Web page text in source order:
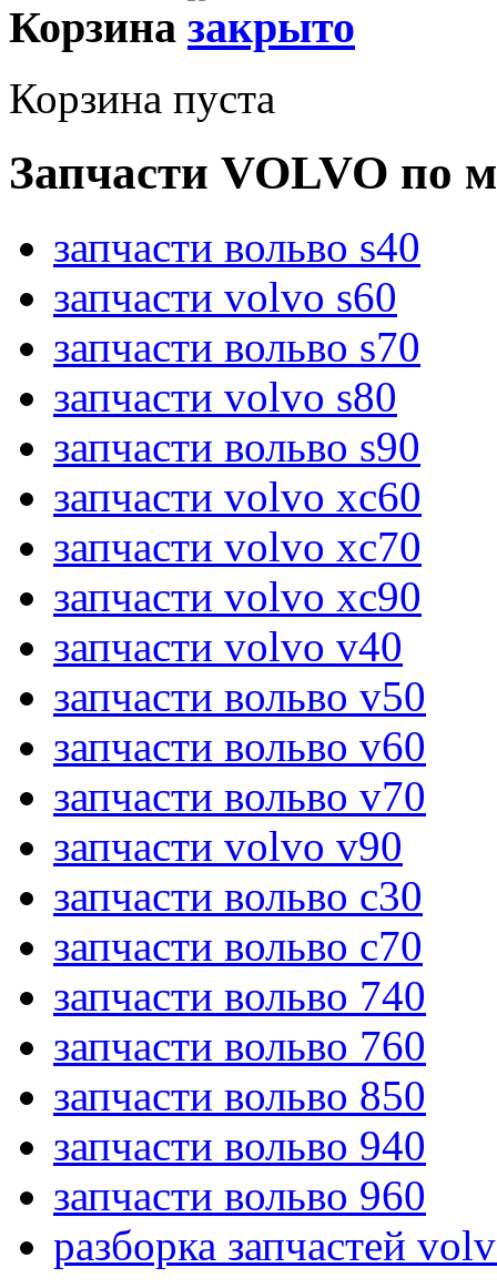
Корзина
Корзина пуста
Запчасти VOLVO по
запчасти вольво s40
запчасти volvo s60
запчасти вольво s70
запчасти volvo s80
запчасти вольво s90
запчасти volvo xc60
запчасти volvo xc70
запчасти volvo xc90
запчасти volvo v40
запчасти вольво v50
запчасти вольво v60
запчасти вольво v70
запчасти volvo v90
запчасти вольво c30
запчасти вольво c70
запчасти вольво 740
запчасти вольво 760
запчасти вольво 850
запчасти вольво 940
запчасти вольво 960
разборка запчастей